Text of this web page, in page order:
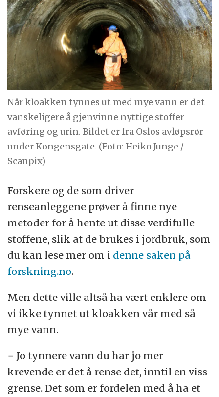
Når kloakken tynnes ut med mye vann er det
vanskeligere å gjenvinne nyttige stoffer
avføring og urin. Bildet er fra Oslos avløpsrør
under Kongensgate. (Foto: Heiko Junge /
Scanpix)
Forskere og de som driver
renseanleggene prøver å finne nye
metoder for å hente ut disse verdifulle
stoffene, slik at de brukes i jordbruk, som
du kan lese mer om i denne saken på
forskning.no.
Men dette ville altså ha vært enklere om
vi ikke tynnet ut kloakken vår med så
mye vann.
− Jo tynnere vann du har jo mer
krevende er det å rense det, inntil en viss
grense. Det som er fordelen med å ha et